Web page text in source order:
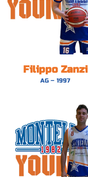
Filippo Zanzi
AG – 1997